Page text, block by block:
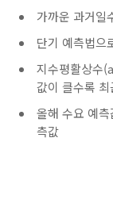
가까운 과거일
단기 예측법으
지수평활상수
값이 클수록
올해 수요 예
측값